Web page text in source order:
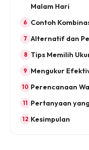
Malam Hari
Contoh
Alternatif dan
Tips Memilih
Mengukur
Perencanaan
Pertanyaan
Kesimpulan